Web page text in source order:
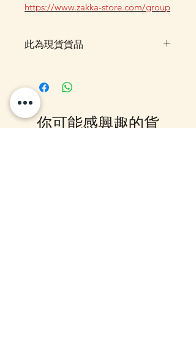
https://www.zakka-store.com/group
此為現貨貨品
Out 購買, 如系統顯示為"無庫
存"或 未能放入購物車時, 可以
Facebook PM 或 Whatsapp 我們
訂貨, 詳情請Facebook PM 或
你可能感興趣的貨